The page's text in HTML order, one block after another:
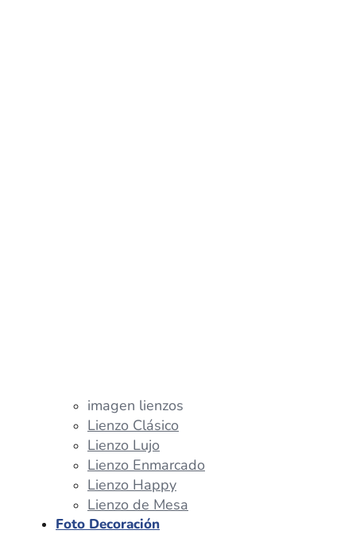
imagen lienzos
Lienzo Clásico
Lienzo Lujo
Lienzo Enmarcado
Lienzo Happy
Lienzo de Mesa
Foto Decoración